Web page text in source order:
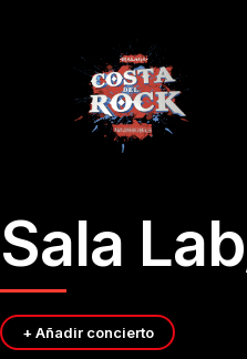
al
contenido
Sala
+ Añadir concierto